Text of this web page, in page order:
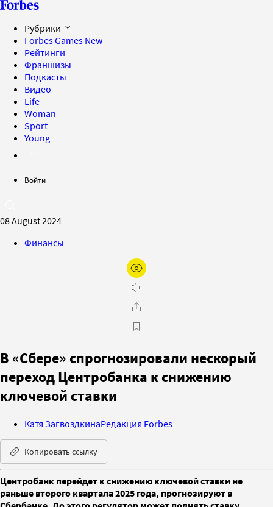
Рубрики
Forbes Games New
Рейтинги
Франшизы
Подкасты
Видео
Life
Woman
Sport
Young
Войти
08 August 2024
Финансы
В «Сбере» спрогнозировали нескорый
переход Центробанка к снижению
ключевой ставки
Катя ЗагвоздкинаРедакция Forbes
Копировать ссылку
Центробанк перейдет к снижению ключевой ставки не
раньше второго квартала 2025 года, прогнозируют в